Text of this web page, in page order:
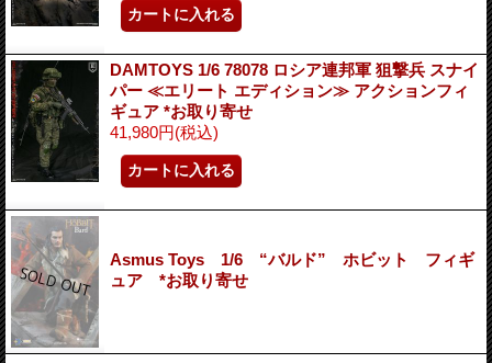
DAMTOYS 1/6 78078 ロシア連邦軍 狙撃兵 スナイ
パー ≪エリート エディション≫ アクションフィ
ギュア *お取り寄せ
41,980円(税込)
Asmus Toys 1/6 “バルド” ホビット フィギ
ュア *お取り寄せ